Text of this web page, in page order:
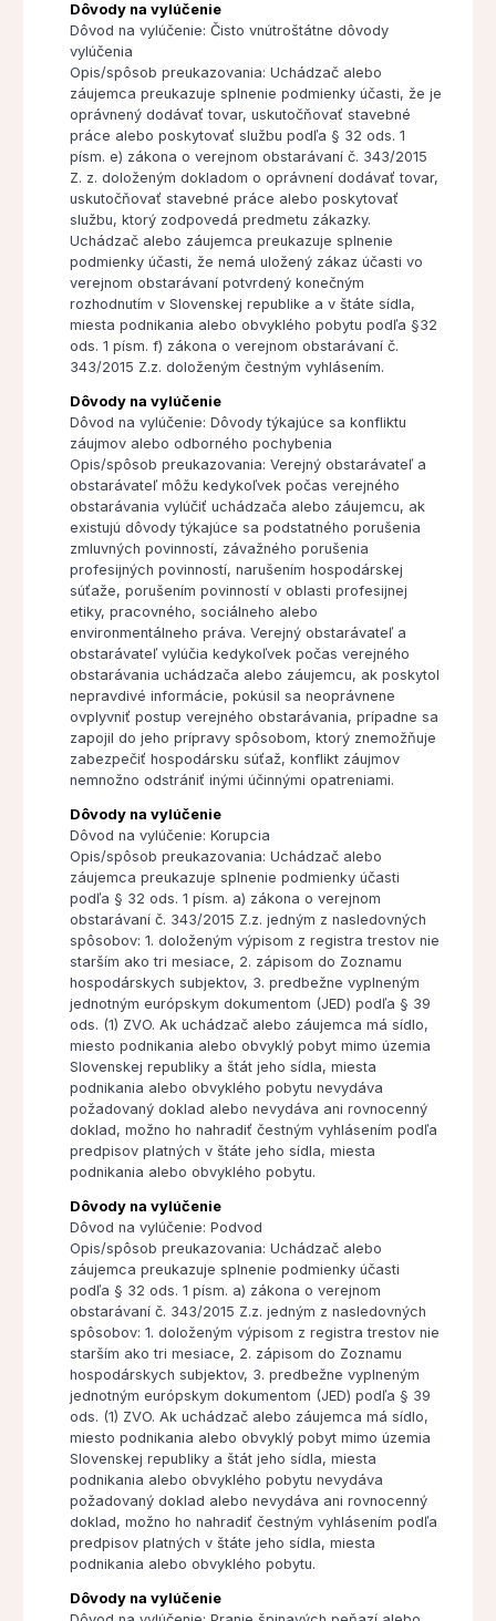
Dôvody na vylúčenie
Dôvod na vylúčenie: Čisto vnútroštátne dôvody
vylúčenia
Opis/spôsob preukazovania: Uchádzač alebo
záujemca preukazuje splnenie podmienky účasti, že je
oprávnený dodávať tovar, uskutočňovať stavebné
práce alebo poskytovať službu podľa § 32 ods. 1
písm. e) zákona o verejnom obstarávaní č. 343/2015
Z. z. doloženým dokladom o oprávnení dodávať tovar,
uskutočňovať stavebné práce alebo poskytovať
službu, ktorý zodpovedá predmetu zákazky.
Uchádzač alebo záujemca preukazuje splnenie
podmienky účasti, že nemá uložený zákaz účasti vo
verejnom obstarávaní potvrdený konečným
rozhodnutím v Slovenskej republike a v štáte sídla,
miesta podnikania alebo obvyklého pobytu podľa §32
ods. 1 písm. f) zákona o verejnom obstarávaní č.
343/2015 Z.z. doloženým čestným vyhlásením.
Dôvody na vylúčenie
Dôvod na vylúčenie: Dôvody týkajúce sa konfliktu
záujmov alebo odborného pochybenia
Opis/spôsob preukazovania: Verejný obstarávateľ a
obstarávateľ môžu kedykoľvek počas verejného
obstarávania vylúčiť uchádzača alebo záujemcu, ak
existujú dôvody týkajúce sa podstatného porušenia
zmluvných povinností, závažného porušenia
profesijných povinností, narušením hospodárskej
súťaže, porušením povinností v oblasti profesijnej
etiky, pracovného, sociálneho alebo
environmentálneho práva. Verejný obstarávateľ a
obstarávateľ vylúčia kedykoľvek počas verejného
obstarávania uchádzača alebo záujemcu, ak poskytol
nepravdivé informácie, pokúsil sa neoprávnene
ovplyvniť postup verejného obstarávania, prípadne sa
zapojil do jeho prípravy spôsobom, ktorý znemožňuje
zabezpečiť hospodársku súťaž, konflikt záujmov
nemnožno odstrániť inými účinnými opatreniami.
Dôvody na vylúčenie
Dôvod na vylúčenie: Korupcia
Opis/spôsob preukazovania: Uchádzač alebo
záujemca preukazuje splnenie podmienky účasti
podľa § 32 ods. 1 písm. a) zákona o verejnom
obstarávaní č. 343/2015 Z.z. jedným z nasledovných
spôsobov: 1. doloženým výpisom z registra trestov nie
starším ako tri mesiace, 2. zápisom do Zoznamu
hospodárskych subjektov, 3. predbežne vyplneným
jednotným európskym dokumentom (JED) podľa § 39
ods. (1) ZVO. Ak uchádzač alebo záujemca má sídlo,
miesto podnikania alebo obvyklý pobyt mimo územia
Slovenskej republiky a štát jeho sídla, miesta
podnikania alebo obvyklého pobytu nevydáva
požadovaný doklad alebo nevydáva ani rovnocenný
doklad, možno ho nahradiť čestným vyhlásením podľa
predpisov platných v štáte jeho sídla, miesta
podnikania alebo obvyklého pobytu.
Dôvody na vylúčenie
Dôvod na vylúčenie: Podvod
Opis/spôsob preukazovania: Uchádzač alebo
záujemca preukazuje splnenie podmienky účasti
podľa § 32 ods. 1 písm. a) zákona o verejnom
obstarávaní č. 343/2015 Z.z. jedným z nasledovných
spôsobov: 1. doloženým výpisom z registra trestov nie
starším ako tri mesiace, 2. zápisom do Zoznamu
hospodárskych subjektov, 3. predbežne vyplneným
jednotným európskym dokumentom (JED) podľa § 39
ods. (1) ZVO. Ak uchádzač alebo záujemca má sídlo,
miesto podnikania alebo obvyklý pobyt mimo územia
Slovenskej republiky a štát jeho sídla, miesta
podnikania alebo obvyklého pobytu nevydáva
požadovaný doklad alebo nevydáva ani rovnocenný
doklad, možno ho nahradiť čestným vyhlásením podľa
predpisov platných v štáte jeho sídla, miesta
podnikania alebo obvyklého pobytu.
Dôvody na vylúčenie